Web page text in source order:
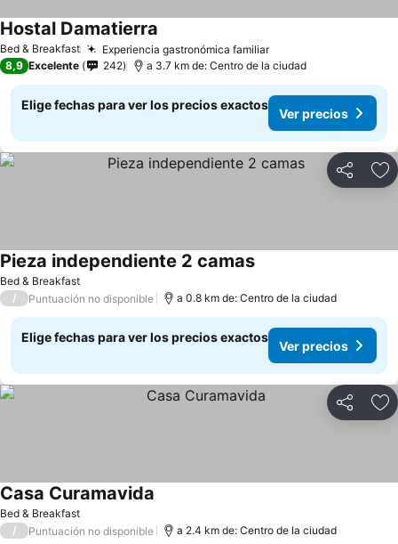
Bed & Breakfast Experiencia gastronómica familiar
Hostal Damatierra
8,9 Excelente 242 a 3.7 km de: Centro de la ciudad
Elige fechas para ver los precios exactos
Ver precios
Compartir
Bed & Breakfast
Pieza independiente 2 camas
/ Puntuación no disponible a 0.8 km de: Centro de la ciudad
Elige fechas para ver los precios exactos
Ver precios
Compartir
Bed & Breakfast
Casa Curamavida
/ Puntuación no disponible a 2.4 km de: Centro de la ciudad